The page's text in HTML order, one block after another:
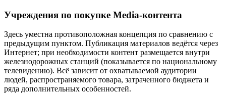
Учреждения по покупке Media-контента
Здесь уместна противоположная концепция по сравнению с
предыдущим пунктом. Публикация материалов ведётся через
Интернет; при необходимости контент размещается внутри
железнодорожных станций (показывается по национальному
телевидению). Всё зависит от охватываемой аудитории
людей, распространяемого товара, затраченного бюджета и
ряда дополнительных особенностей.